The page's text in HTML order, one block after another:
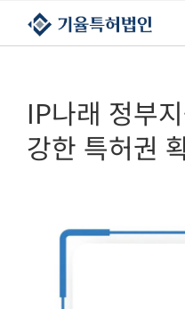
콘텐츠로
건너뛰기
IP나래 정부
강한 특허권